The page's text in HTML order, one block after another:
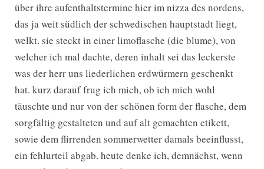
über ihre aufenthaltstermine hier im nizza des nordens,
das ja weit südlich der schwedischen hauptstadt liegt,
welkt. sie steckt in einer limoflasche (die blume), von
welcher ich mal dachte, deren inhalt sei das leckerste
was der herr uns liederlichen erdwürmern geschenkt
hat. kurz darauf frug ich mich, ob ich mich wohl
täuschte und nur von der schönen form der flasche, dem
sorgfältig gestalteten und auf alt gemachten etikett,
sowie dem flirrenden sommerwetter damals beeinflusst,
ein fehlurteil abgab. heute denke ich, demnächst, wenn